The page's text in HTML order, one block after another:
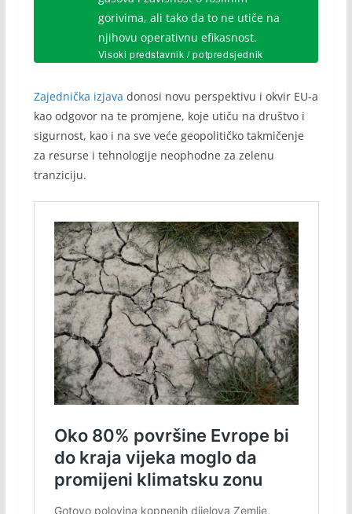
gorivima, ali tako da to ne utiče na
njihovu operativnu efikasnost.
Visoki predstavnik / potpredsjednik
Evropske komisije Žozep Borelj
Zajednička izjava donosi novu perspektivu i okvir EU-a
kao odgovor na te promjene, koje utiču na društvo i
sigurnost, kao i na sve veće geopolitičko takmičenje
za resurse i tehnologije neophodne za zelenu
tranziciju.